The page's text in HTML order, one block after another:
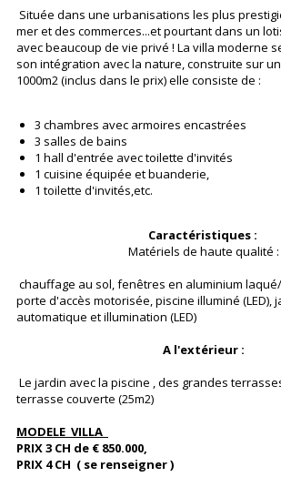
Située dans une urbanisations les plus
mer et des commerces...et pourtant dans un
avec beaucoup de vie privé ! La villa moderne
son intégration avec la nature, construite sur
1000m2 (inclus dans le prix) elle consiste de :
3 chambres avec armoires encastrées
3 salles de bains
1 hall d'entrée avec toilette d'invités
1 cuisine équipée et buanderie,
1 toilette d'invités,etc.
Caractéristiques :
Matériels de haute qualité :
chauffage au sol, fenêtres en aluminium
porte d'accès motorisée, piscine illuminé (LED),
automatique et illumination (LED)
A l'extérieur :
Le jardin avec la piscine , des grandes
terrasse couverte (25m2)
MODELE VILLA
PRIX 3 CH de € 850.000,
PRIX 4 CH ( se renseigner )